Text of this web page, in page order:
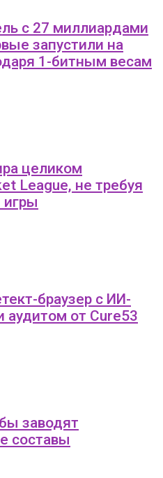
с 27 миллиардами
запустили на
1-битным весам
целиком
League, не требуя
игры
браузер с ИИ-
аудитом от Cure53
заводят
составы